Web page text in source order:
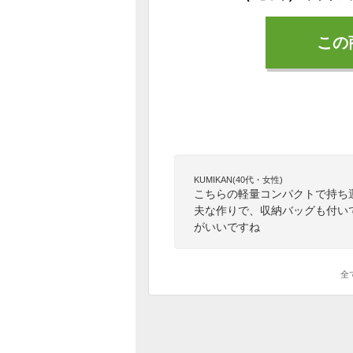
こ
KUMIKAN(40代・女性)
こちらの軽量コンパクトで持
夫な作りで、収納バッグも付
がいいですね
全